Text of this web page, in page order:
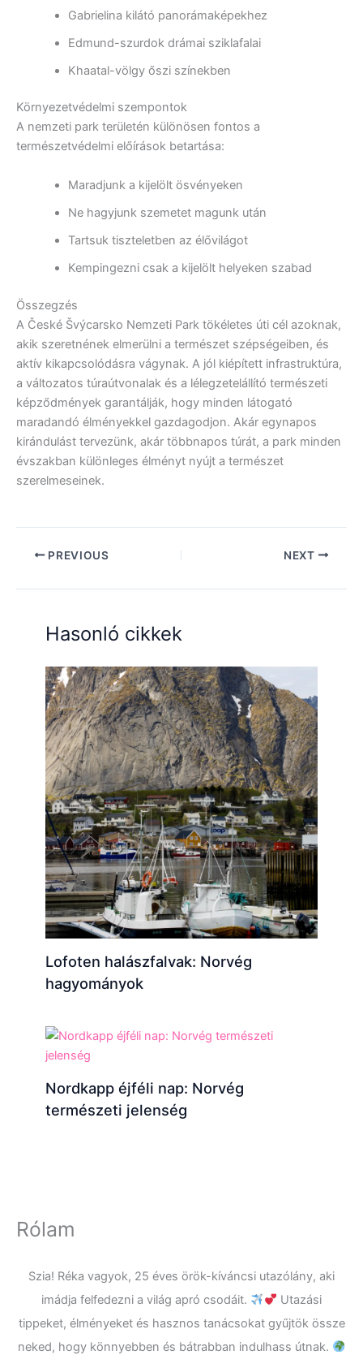
Gabrielina kilátó panorámaképekhez
Edmund-szurdok drámai sziklafalai
Khaatal-völgy őszi színekben
Környezetvédelmi szempontok
A nemzeti park területén különösen fontos a
természetvédelmi előírások betartása:
Maradjunk a kijelölt ösvényeken
Ne hagyjunk szemetet magunk után
Tartsuk tiszteletben az élővilágot
Kempingezni csak a kijelölt helyeken szabad
Összegzés
A České Švýcarsko Nemzeti Park tökéletes úti cél azoknak,
akik szeretnének elmerülni a természet szépségeiben, és
aktív kikapcsolódásra vágynak. A jól kiépített infrastruktúra,
a változatos túraútvonalak és a lélegzetelállító természeti
képződmények garantálják, hogy minden látogató
maradandó élményekkel gazdagodjon. Akár egynapos
kirándulást tervezünk, akár többnapos túrát, a park minden
évszakban különleges élményt nyújt a természet
szerelmeseinek.
PREVIOUS NEXT
Hasonló cikkek
Lofoten halászfalvak: Norvég
hagyományok
Nordkapp éjféli nap: Norvég
természeti jelenség
Rólam
Szia! Réka vagyok, 25 éves örök-kíváncsi utazólány, aki
imádja felfedezni a világ apró csodáit.
Utazási
tippeket, élményeket és hasznos tanácsokat gyűjtök össze
neked, hogy könnyebben és bátrabban indulhass útnak.